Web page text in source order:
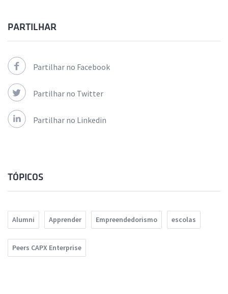
PARTILHAR
Partilhar no Facebook
Partilhar no Twitter
Partilhar no Linkedin
TÓPICOS
Alumni Apprender Empreendedorismo escolas
Peers CAPX Enterprise